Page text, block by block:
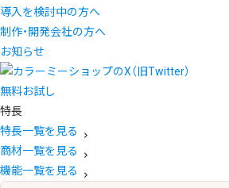
導入を検討中の方へ
制作・開発会社の方へ
お知らせ
無料お試し
特長
特長一覧を見る
商材一覧を見る
機能一覧を見る